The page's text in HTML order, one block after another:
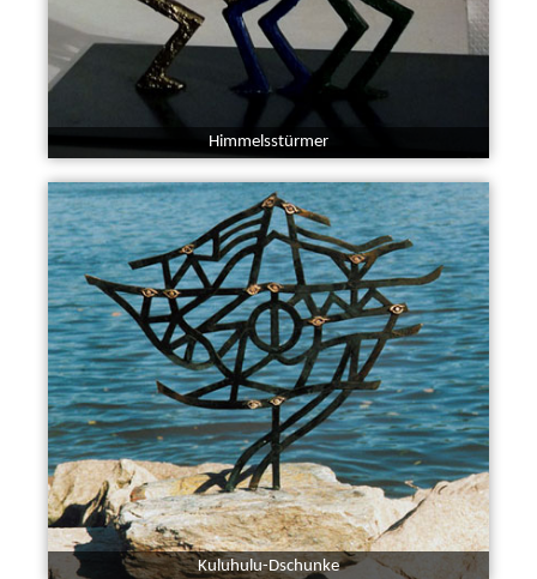
Himmelsstürmer
Kuluhulu-Dschunke